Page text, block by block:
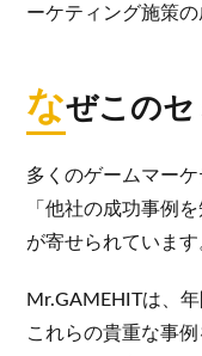
ーケティング施策の
なぜこのセ
多くのゲームマー
「他社の成功事例
が寄せられています
Mr.GAMEHITは、
これらの貴重な事